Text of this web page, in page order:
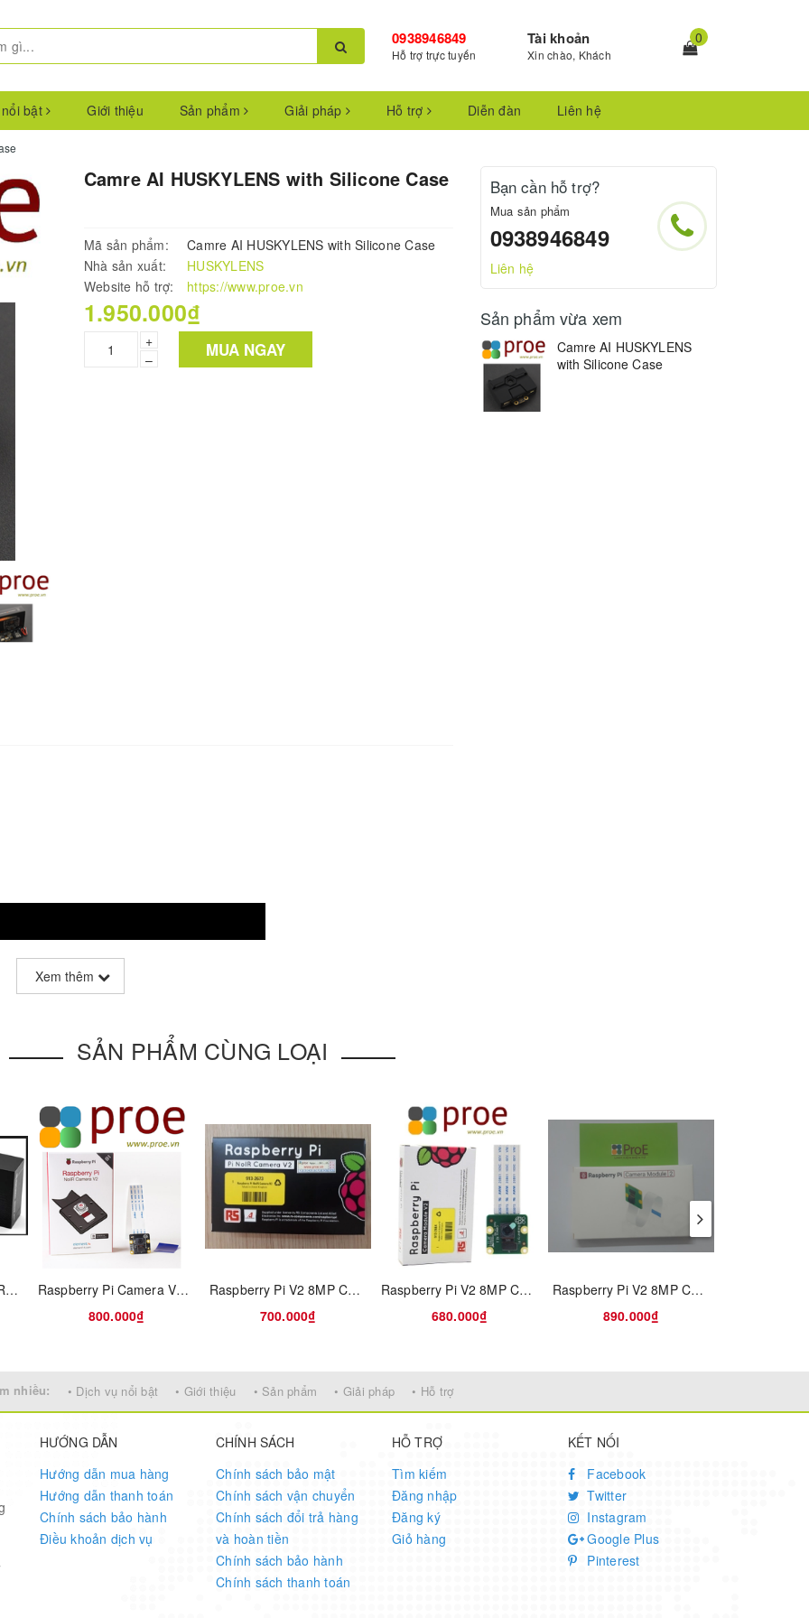
0938946849
Hỗ trợ trực tuyến
Tài khoản
Xin chào, Khách
0
bật Giới thiệu Sản phẩm Giải pháp Hỗ trợ Diễn đàn Liên hệ
Camre AI HUSKYLENS with Silicone Case
Mã sản phẩm:
Camre AI HUSKYLENS with Silicone Case
Nhà sản xuất:
HUSKYLENS
Website hỗ trợ:
https://www.proe.vn
1.950.000₫
+
–
MUA NGAY
. It is equipped with multiple functions, such as face recognition, object
and tag(QR code) recognition.
Xem thêm
Bạn cần hỗ trợ?
Mua sản phẩm
0938946849
Liên hệ
Sản phẩm vừa xem
Camre AI HUSKYLENS
with Silicone Case
SẢN PHẨM CÙNG LOẠI
Camera T265 82637BRPLHV Real Sense Tracking
Raspberry Pi Camera V2 8MP Module NoIR (Hồng Ngoại)
800.000₫
Raspberry Pi V2 8MP Camera Module NoIR (Hồng Ngoại) UK
700.000₫
Raspberry Pi V2 8MP Camera Module RS Components
680.000₫
Raspberry Pi V2 8MP Camera Module
890.000₫
nhiều: • Dịch vụ nổi bật • Giới thiệu • Sản phẩm • Giải pháp • Hỗ trợ
HƯỚNG DẪN
Hướng dẫn mua hàng
Hướng dẫn thanh toán
Chính sách bảo hành
Điều khoản dịch vụ
CHÍNH SÁCH
Chính sách bảo mật
Chính sách vận chuyển
Chính sách đổi trả hàng
và hoàn tiền
Chính sách bảo hành
Chính sách thanh toán
HỖ TRỢ
Tìm kiếm
Đăng nhập
Đăng ký
Giỏ hàng
KẾT NỐI
Facebook
Twitter
Instagram
Google Plus
Pinterest